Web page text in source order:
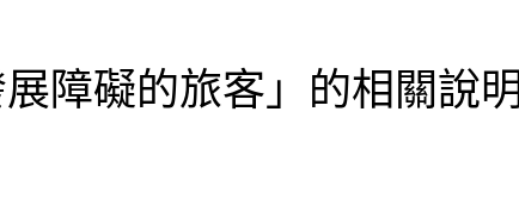
障礙的旅客」的相關說明